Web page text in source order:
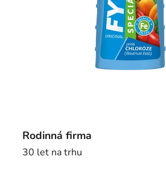
Rodinná firma
30 let na trhu